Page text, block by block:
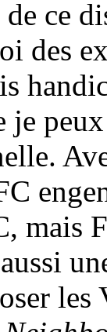
de ce
des
mais
les